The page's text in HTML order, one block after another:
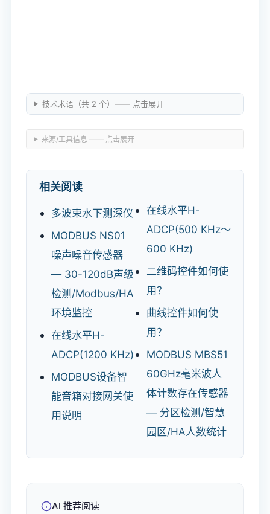
技术术语（共 2 个）—— 点击展开
来源/工具信息 —— 点击展开
相关阅读
多波束水下测深仪
MODBUS NS01
噪声噪音传感器
— 30-120dB声级
检测/Modbus/HA
环境监控
在线水平H-
ADCP(1200 KHz)
MODBUS设备智
能音箱对接网关使
用说明
在线水平H-
ADCP(500 KHz～
600 KHz)
二维码控件如何使
用？
曲线控件如何使
用？
MODBUS MBS51
60GHz毫米波人
体计数存在传感器
— 分区检测/智慧
园区/HA人数统计
AI 推荐阅读